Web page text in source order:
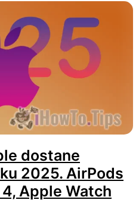
dostane
2025. AirPods
4, Apple Watch